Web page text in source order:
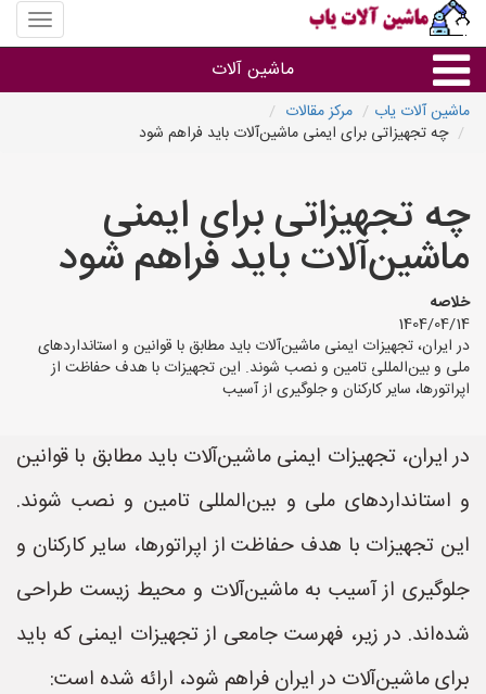
منوی
سایت
آلات
ماشین آلات
ماشین آلات
سایر گروه ها
ماشین آلات
ماشین آلات یاب
مرکز مقالات
چه تجهیزاتی برای ایمنی ماشین‌آلات باید فراهم شود
چه تجهیزاتی برای ایمنی
ماشین‌آلات باید فراهم شود
خلاصه
1404/04/14
در ایران، تجهیزات ایمنی ماشین‌آلات باید مطابق با قوانین و استانداردهای
ملی و بین‌المللی تامین و نصب شوند. این تجهیزات با هدف حفاظت از
اپراتورها، سایر کارکنان و جلوگیری از آسیب
در ایران، تجهیزات ایمنی ماشین‌آلات باید مطابق با قوانین
و استانداردهای ملی و بین‌المللی تامین و نصب شوند.
این تجهیزات با هدف حفاظت از اپراتورها، سایر کارکنان و
جلوگیری از آسیب به ماشین‌آلات و محیط زیست طراحی
شده‌اند. در زیر، فهرست جامعی از تجهیزات ایمنی که باید
برای ماشین‌آلات در ایران فراهم شود، ارائه شده است: